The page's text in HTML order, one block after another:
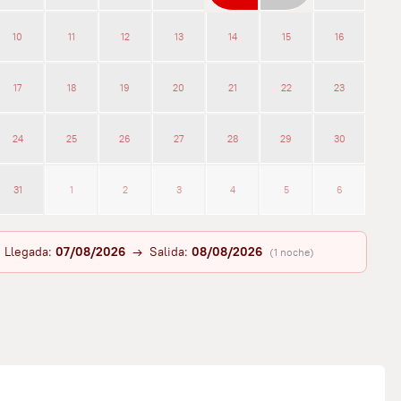
10 11 12 13 14 15 16
17 18 19 20 21 22 23
24 25 26 27 28 29 30
31 1 2 3 4 5 6
Llegada: 07/08/2026 → Salida: 08/08/2026 (1 noche)